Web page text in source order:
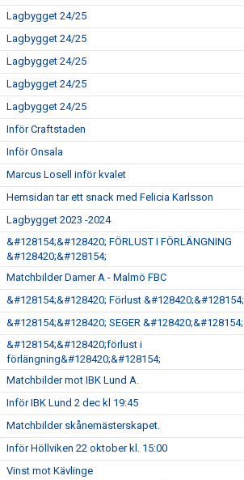
Lagbygget 24/25
Lagbygget 24/25
Lagbygget 24/25
Lagbygget 24/25
Lagbygget 24/25
Inför Craftstaden
Inför Onsala
Marcus Losell inför kvalet
Hemsidan tar ett snack med Felicia Karlsson
Lagbygget 2023 -2024
&#128154;&#128420; FÖRLUST I FÖRLÄNGNING
&#128420;&#128154;
Matchbilder Damer A - Malmö FBC
&#128154;&#128420; Förlust &#128420;&#128154;
&#128154;&#128420; SEGER &#128420;&#128154;
&#128154;&#128420;förlust i
förlängning&#128420;&#128154;
Matchbilder mot IBK Lund A.
Inför IBK Lund 2 dec kl 19:45
Matchbilder skånemästerskapet.
Inför Höllviken 22 oktober kl. 15:00
Vinst mot Kävlinge